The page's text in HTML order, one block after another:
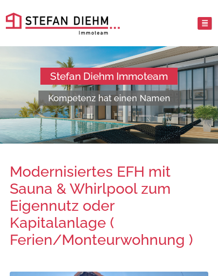
Stefan Diehm Immoteam
Kompetenz hat einen Namen
Modernisiertes EFH mit
Sauna & Whirlpool zum
Eigennutz oder
Kapitalanlage (
Ferien/Monteurwohnung )